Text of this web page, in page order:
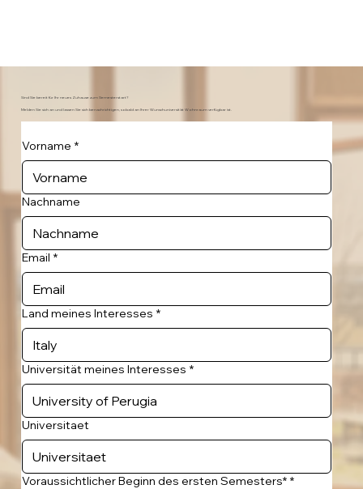
Sind Sie bereit für Ihr neues Zuhause zum Semesterstart?
Melden Sie sich an und lassen Sie sich benachrichtigen, sobald an Ihrer Wunschuniversität Wohnraum verfügbar ist.
Vorname *
Nachname
Email *
Land meines Interesses *
Universität meines Interesses *
Universitaet
Voraussichtlicher Beginn des ersten Semesters* *